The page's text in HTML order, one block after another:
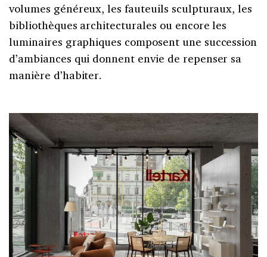
volumes généreux, les fauteuils sculpturaux, les
bibliothèques architecturales ou encore les
luminaires graphiques composent une succession
d’ambiances qui donnent envie de repenser sa
manière d’habiter.